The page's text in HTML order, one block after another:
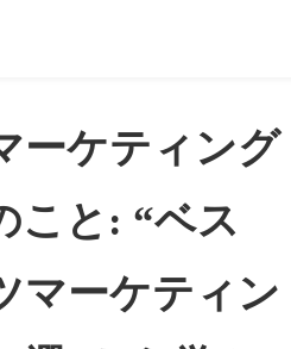
ーケティング
こと: “ベス
マーケティン